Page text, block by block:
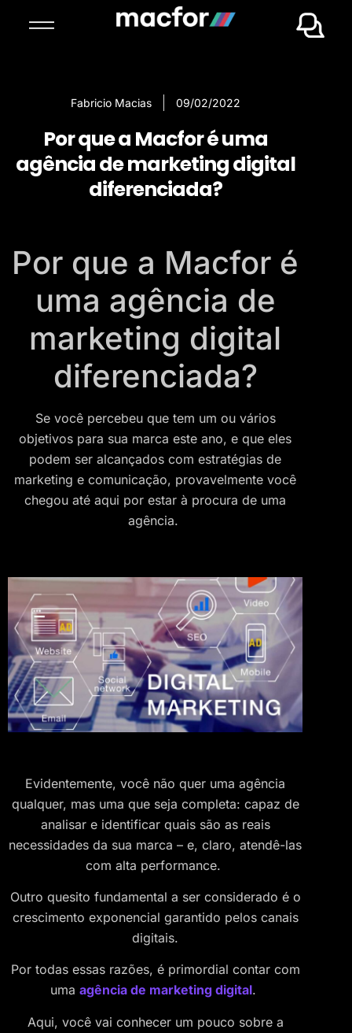
Fabricio Macias 09/02/2022
Por que a Macfor é uma
agência de marketing digital
diferenciada?
Por que a Macfor é
uma agência de
marketing digital
diferenciada?
Se você percebeu que tem um ou vários
objetivos para sua marca este ano, e que eles
podem ser alcançados com estratégias de
marketing e comunicação, provavelmente você
chegou até aqui por estar à procura de uma
agência.
Evidentemente, você não quer uma agência
qualquer, mas uma que seja completa: capaz de
analisar e identificar quais são as reais
necessidades da sua marca – e, claro, atendê-las
com alta performance.
Outro quesito fundamental a ser considerado é o
crescimento exponencial garantido pelos canais
digitais.
Por todas essas razões, é primordial contar com
uma agência de marketing digital.
Aqui, você vai conhecer um pouco sobre a